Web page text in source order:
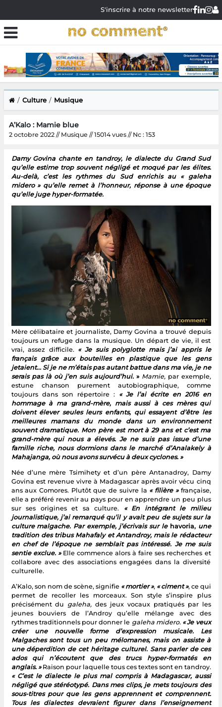
S'inscrire à notre newsletter
Culture Musique
A’Kalo : Mamie blue
2 octobre 2022 // Musique // 15014 vues // Nc : 153
Damy Govina chante en tandroy, le dialecte du Grand Sud
qu’elle estime trop souvent négligé et moqué par les élites.
Au-delà, c’est les rythmes du Sud enrichis au « galeha
midero » qu’elle remet à l’honneur, réponse à une époque
qu’elle juge hyper-formatée.
Mère célibataire et journaliste, Damy Govina a trouvé depuis
toujours un refuge dans la musique. Un départ de vie, il est
vrai, assez difficile. « Je suis polyglotte mais j’ai appris le
français grâce aux bouteilles en plastique que les gens
jetaient... Si je ne m’étais pas autant battue dans ma vie, je ne
serais pas là où j’en suis aujourd’hui.» Mamie, par exemple,
estune chanson purement autobiographique, comme
toujours dans son répertoire : « Je l’ai écrite en 2016 en
hommage à ma grand-mère, mais aussi à ces mères qui
doivent élever seules leurs enfants, qui essayent d’être les
meilleures mamans du monde dans un environnement
souvent dramatique. Mon père est mort à 29 ans et c’est ma
grand-mère qui nous a élevés. Je ne suis pas issue d’une
famille riche, nous dormions dans le marché d’Analakely à
Mahajanga, où nous avons survécu à deux cyclones. »
Née d’une mère Tsimihety et d’un père Antanadroy, Damy
Govina est revenue vivre à Madagascar après avoir vécu cinq
ans aux Comores. Plutôt que de suivre la « filière »française,
elle a préféré revenir au pays pour en apprendre un peu plus
sur ses origines et sa culture. « En intégrant le milieu
journalistique, j’ai remarqué qu’il y avait peu de sujets sur la
culture malgache. Par exemple, j’écrivais sur le havoria,une
tradition des tribus Mahafaly et Antandroy, mais le rédacteur
en chef de l’époque ne semblait pas intéressé. Je me suis
sentie exclue. »Elle commence alors à faire ses recherches et
collabore avec des associations engagées dans la diversité
culturelle.
A’Kalo, son nom de scène, signifie « mortier », « ciment », ce qui
permet de recoller les morceaux. Son style s’inspire plus
précisément du galeha, des jeux vocaux pratiqués par les
jeunes bouviers de l’Androy qu’elle mélange avec des
rythmes traditionnels pour donner le galeha midero. « Je veux
créer une nouvelle forme d’expression musicale. Les
Malgaches sont tous un peu mélomanes, mais on assiste à
une déperdition de cet héritage culturel. Sans parler de ces
ados qui n’écoutent que des trucs hyper-formatés en
anglais. »Raison pour laquelle tous ces textes sont en tandroy.
« C’est le dialecte le plus mal compris à Madagascar, aussi
négligé que stéréotypé. Dans mes clips, je mets toujours des
sous-titres pour que les gens apprennent et comprennent.
Tous les dialectes devraient figurer dans l’enseignement